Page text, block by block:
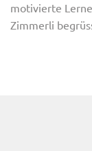
motivierte
Zimmerli